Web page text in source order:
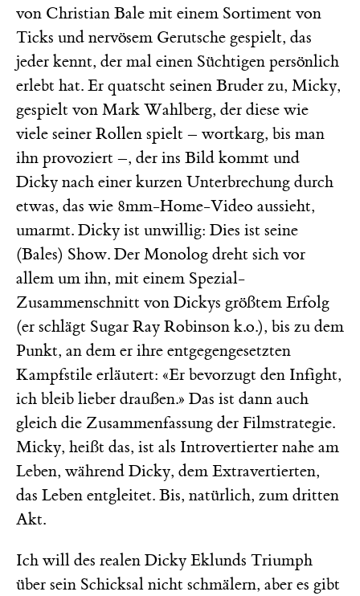
von Christian Bale mit einem Sortiment von
Ticks und nervösem Gerutsche gespielt, das
jeder kennt, der mal einen Süchtigen persönlich
erlebt hat. Er quatscht seinen Bruder zu, Micky,
gespielt von Mark Wahlberg, der diese wie
viele seiner Rollen spielt – wortkarg, bis man
ihn provoziert –, der ins Bild kommt und
Dicky nach einer kurzen Unterbrechung durch
etwas, das wie 8mm-Home-Video aussieht,
umarmt. Dicky ist unwillig: Dies ist seine
(Bales) Show. Der Monolog dreht sich vor
allem um ihn, mit einem Spezial-
Zusammenschnitt von Dickys größtem Erfolg
(er schlägt Sugar Ray Robinson k.o.), bis zu dem
Punkt, an dem er ihre entgegengesetzten
Kampfstile erläutert: «Er bevorzugt den Infight,
ich bleib lieber draußen.» Das ist dann auch
gleich die Zusammenfassung der Filmstrategie.
Micky, heißt das, ist als Introvertierter nahe am
Leben, während Dicky, dem Extravertierten,
das Leben entgleitet. Bis, natürlich, zum dritten
Akt.
Ich will des realen Dicky Eklunds Triumph
über sein Schicksal nicht schmälern, aber es gibt